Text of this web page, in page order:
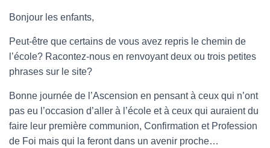
Bonjour les enfants,
Peut-être que certains de vous avez repris le chemin de
l’école? Racontez-nous en renvoyant deux ou trois petites
phrases sur le site?
Bonne journée de l’Ascension en pensant à ceux qui n’ont
pas eu l’occasion d’aller à l’école et à ceux qui auraient du
faire leur première communion, Confirmation et Profession
de Foi mais qui la feront dans un avenir proche…